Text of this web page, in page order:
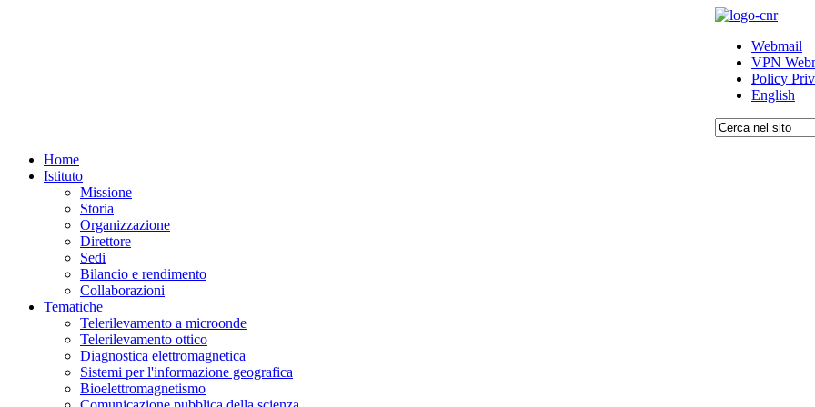
Webmail
VPN
Policy
English
Home
Istituto
Missione
Storia
Organizzazione
Direttore
Sedi
Bilancio e rendimento
Collaborazioni
Tematiche
Telerilevamento a microonde
Telerilevamento ottico
Diagnostica elettromagnetica
Sistemi per l'informazione geografica
Bioelettromagnetismo